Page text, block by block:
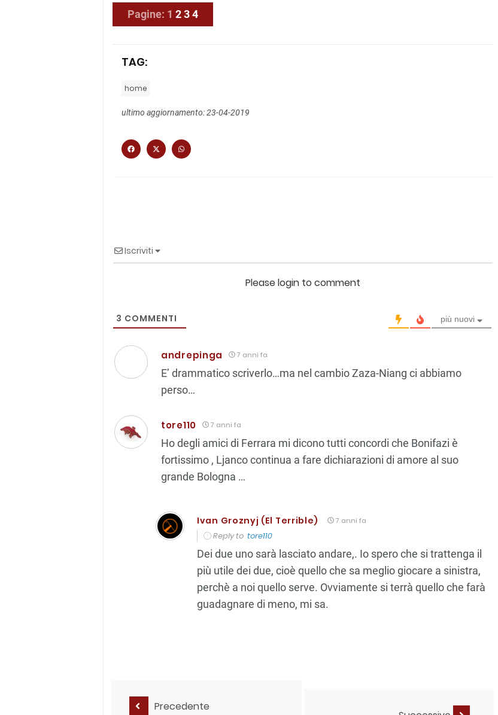
Pagine: 1 234
TAG:
home
ultimo aggiornamento: 23-04-2019
Iscriviti
Please login to comment
3 COMMENTI più nuovi
andrepinga 7 anni fa
E’ drammatico scriverlo…ma nel cambio Zaza-Niang ci abbiamo
perso…
tore110 7 anni fa
Ho degli amici di Ferrara mi dicono tutti concordi che Bonifazi è
fortissimo , Ljanco continua a fare dichiarazioni di amore al suo
grande Bologna …
Ivan Groznyj (El Terrible) 7 anni fa
Reply to tore110
Dei due uno sarà lasciato andare,. Io spero che si trattenga il
più utile dei due, cioè quello che sa meglio giocare a sinistra,
perchè a noi quello serve. Ovviamente si terrà quello che farà
guadagnare di meno, mi sa.
Precedente